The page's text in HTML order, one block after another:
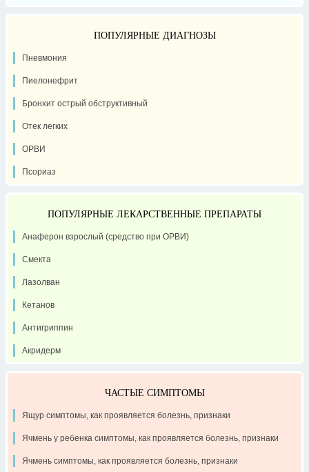
ПОПУЛЯРНЫЕ ДИАГНОЗЫ
Пневмония
Пиелонефрит
Бронхит острый обструктивный
Отек легких
ОРВИ
Псориаз
ПОПУЛЯРНЫЕ ЛЕКАРСТВЕННЫЕ ПРЕПАРАТЫ
Анаферон взрослый (средство при ОРВИ)
Смекта
Лазолван
Кетанов
Антигриппин
Акридерм
ЧАСТЫЕ СИМПТОМЫ
Ящур симптомы, как проявляется болезнь, признаки
Ячмень у ребенка симптомы, как проявляется болезнь, признаки
Ячмень симптомы, как проявляется болезнь, признаки